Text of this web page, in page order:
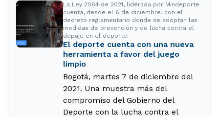
La Ley 2084 de 2021, liderada por Mindeporte
cuenta, desde el 6 de diciembre, con el
decreto reglamentario donde se adoptan las
medidas de prevención y de lucha contra el
dopaje en el deporte.
El deporte cuenta con una nueva
herramienta a favor del juego
limpio
Bogotá, martes 7 de diciembre del
2021. Una muestra más del
compromiso del Gobierno del
Deporte con la lucha contra el